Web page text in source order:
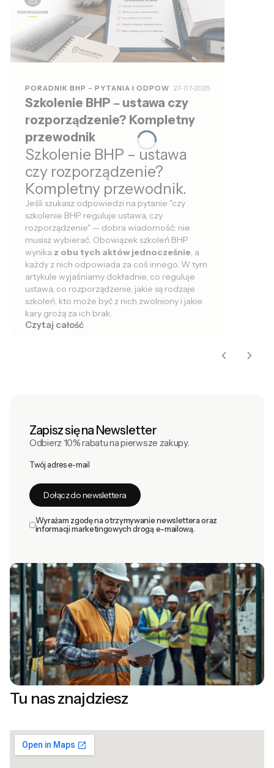
PORADNIK BHP – PYTANIA I ODPOW 27-07-2026
Szkolenie BHP – ustawa czy
rozporządzenie? Kompletny
przewodnik
Szkolenie BHP – ustawa
czy rozporządzenie?
Kompletny przewodnik.
Jeśli szukasz odpowiedzi na pytanie "czy
szkolenie BHP reguluje ustawa, czy
rozporządzenie" — dobra wiadomość: nie
musisz wybierać. Obowiązek szkoleń BHP
wynika z obu tych aktów jednocześnie, a
każdy z nich odpowiada za coś innego. W tym
artykule wyjaśniamy dokładnie, co reguluje
ustawa, co rozporządzenie, jakie są rodzaje
szkoleń, kto może być z nich zwolniony i jakie
kary grożą za ich brak.
Czytaj całość
Zapisz się na Newsletter
Odbierz 10% rabatu na pierwsze zakupy.
Twój adres e-mail
Dołącz do newslettera
Wyrażam zgodę na otrzymywanie newslettera oraz
informacji marketingowych drogą e-mailową.
Tu nas znajdziesz